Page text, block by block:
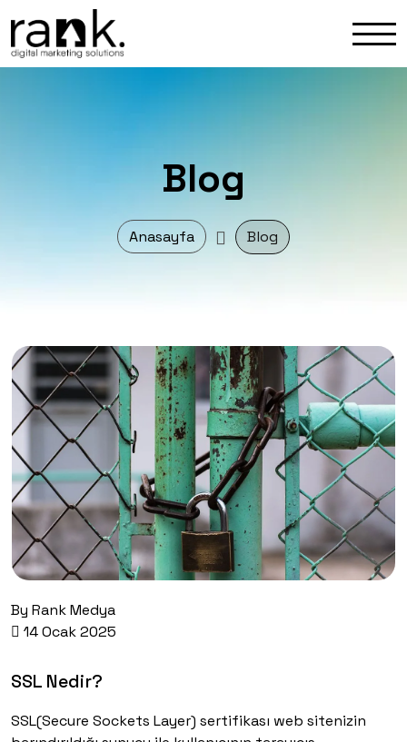
Blog
Anasayfa Blog
By Rank Medya
14 Ocak 2025
SSL Nedir?
SSL(Secure Sockets Layer) sertifikası web sitenizin